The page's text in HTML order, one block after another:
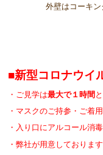
外壁はコーキン
■新型コロナウイ
・ご見学は最大で１時間
・マスクのご持参・ご着
・入り口にアルコール消
・弊社が用意しておりま